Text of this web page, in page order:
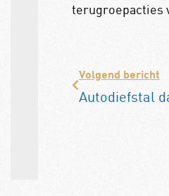
terugroepacties
Volgend bericht